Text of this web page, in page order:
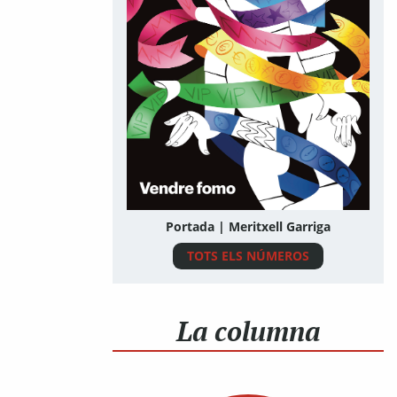
Portada | Meritxell Garriga
TOTS ELS NÚMEROS
La columna